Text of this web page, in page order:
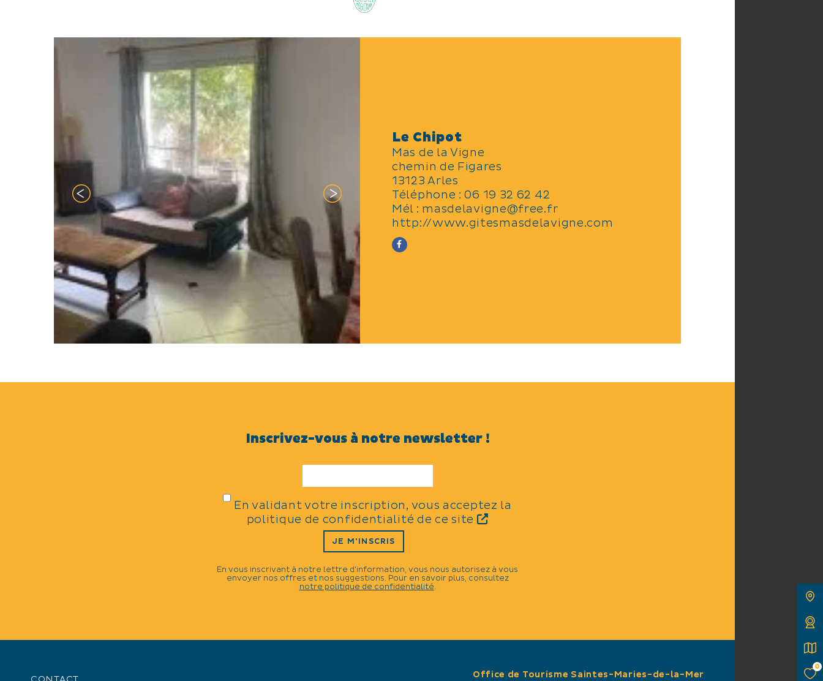
Le Chipot
Mas de la Vigne
chemin de Figares
13123 Arles
Téléphone :06 19 32 62 42
Mél : masdelavigne@free.fr
http://www.gitesmasdelavigne.com
Du 06/03 au 20/12/2026 fermé tous les jours.
Bouilloire
Dégustation de produits
Sports divers
Sports pédestres
Randonnée pédestre / balade à pied
Du 01/03 au 29/12/2023
Location draps lits doubles : 10 € (par lit)
0
Inscrivez-vous à notre newsletter !
En validant votre inscription, vous acceptez la
politique de confidentialité de ce site
JE M'INSCRIS
En vous inscrivant à notre lettre d'information, vous nous autorisez à vous
envoyer nos offres et nos suggestions. Pour en savoir plus, consultez
notre politique de confidentialité.
Office de Tourisme Saintes-Maries-de-la-Mer